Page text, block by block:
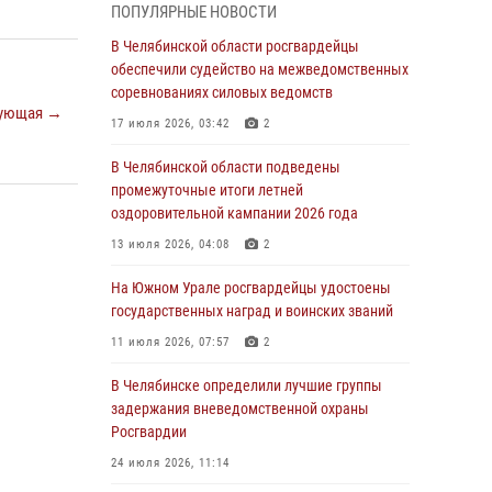
→
грабеже
03 августа 2026, 11:25
Росгвардейцы обеспечили безопасность
празднования Дня ВДВ на Южном Урале
Авиация Росгвардии совершила более 250
санитарных вылетов в Донецкой Народной
Республике
Росгвардия обеспечивает безопасность
граждан на южном направлении
В Уральском округе Росгвардии состоялось
заседание оперативного штаба
30 июля 2026, 10:53
ПОПУЛЯРНЫЕ НОВОСТИ
В Челябинской области росгвардейцы
обеспечили судейство на межведомственных
соревнованиях силовых ведомств
17 июля 2026, 03:42 2
В Челябинской области подведены
промежуточные итоги летней
оздоровительной кампании 2026 года
13 июля 2026, 04:08 2
На Южном Урале росгвардейцы удостоены
государственных наград и воинских званий
11 июля 2026, 07:57 2
В Челябинске определили лучшие группы
задержания вневедомственной охраны
Росгвардии
24 июля 2026, 11:14